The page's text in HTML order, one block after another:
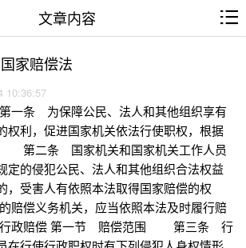
文章内容
家赔偿法
10:36:57
为保障公民、法人和其他组织享有
权利，促进国家机关依法行使职权，根据
第二条 国家机关和国家机关工作人员
定的侵犯公民、法人和其他组织合法权益
，受害人有依照本法取得国家赔偿的权
偿义务机关，应当依照本法及时履行赔
行政赔偿 第一节 赔偿范围 第三条 行